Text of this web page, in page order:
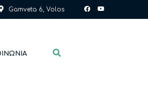
Gamveta 6, Volos